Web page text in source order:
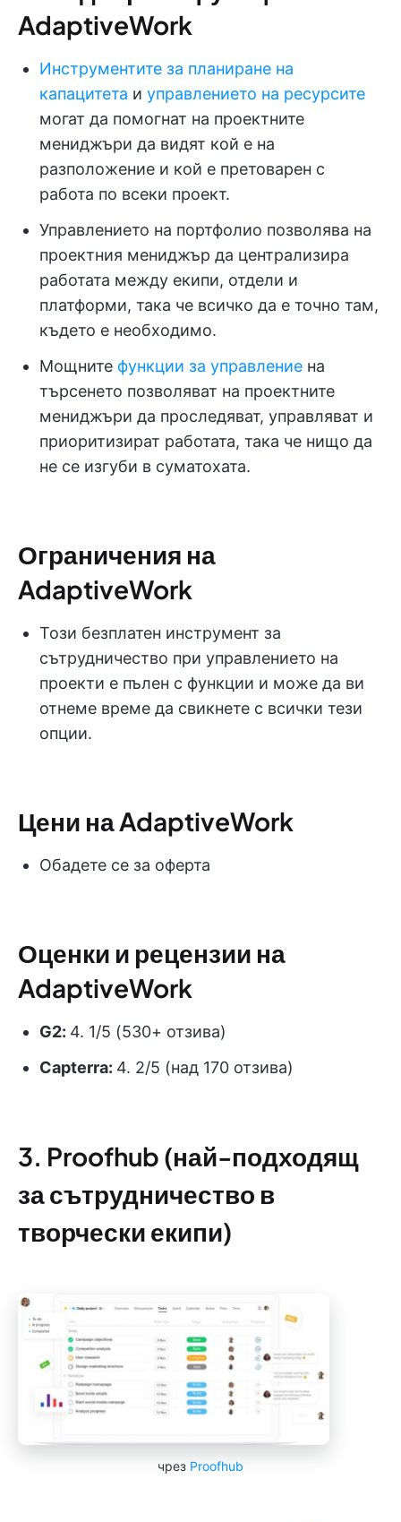
AdaptiveWork
Инструментите за планиране на
капацитета и управлението на ресурсите
могат да помогнат на проектните
мениджъри да видят кой е на
разположение и кой е претоварен с
работа по всеки проект.
Управлението на портфолио позволява на
проектния мениджър да централизира
работата между екипи, отдели и
платформи, така че всичко да е точно там,
където е необходимо.
Мощните функции за управление на
търсенето позволяват на проектните
мениджъри да проследяват, управляват и
приоритизират работата, така че нищо да
не се изгуби в суматохата.
Ограничения на
AdaptiveWork
Този безплатен инструмент за
сътрудничество при управлението на
проекти е пълен с функции и може да ви
отнеме време да свикнете с всички тези
опции.
Цени на AdaptiveWork
Обадете се за оферта
Оценки и рецензии на
AdaptiveWork
G2: 4. 1/5 (530+ отзива)
Capterra: 4. 2/5 (над 170 отзива)
3. Proofhub (най-подходящ
за сътрудничество в
творчески екипи)
чрез Proofhub